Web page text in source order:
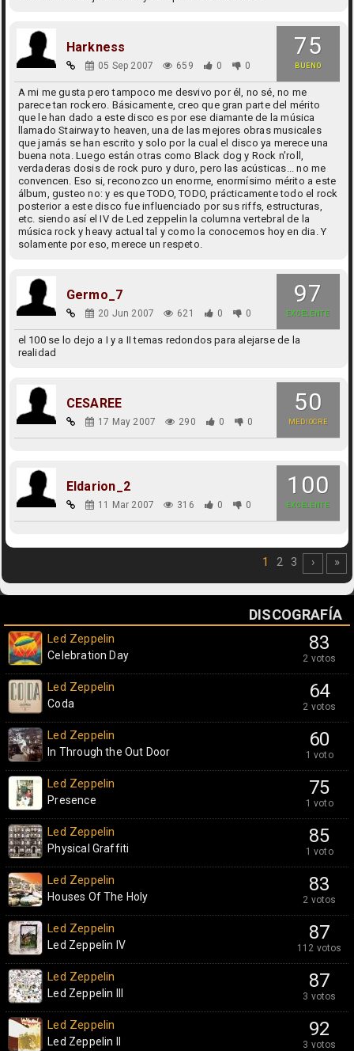
75
BUENO
Harkness
05 Sep 2007 659 0 0
A mi me gusta pero tampoco me desvivo por él, no sé, no me
parece tan rockero. Básicamente, creo que gran parte del mérito
que le han dado a este disco es por ese diamante de la música
llamado Stairway to heaven, una de las mejores obras musicales
que jamás se han escrito y solo por la cual el disco ya merece una
buena nota. Luego están otras como Black dog y Rock n'roll,
verdaderas dosis de rock puro y duro, pero las acústicas... no me
convencen. Eso si, reconozco un enorme, enormísimo mérito a este
álbum, gusteo no: y es que TODO, TODO, prácticamente todo el rock
posterior a este disco fue influenciado por sus riffs, estructuras,
etc. siendo así el IV de Led zeppelin la columna vertebral de la
música rock y heavy actual tal y como la conocemos hoy en dia. Y
solamente por eso, merece un respeto.
97
EXCELENTE
Germo_7
20 Jun 2007 621 0 0
el 100 se lo dejo a I y a II temas redondos para alejarse de la
realidad
50
MEDIOCRE
CESAREE
17 May 2007 290 0 0
100
EXCELENTE
Eldarion_2
11 Mar 2007 316 0 0
1 2 3 › »
DISCOGRAFÍA
83
2 votos
Led Zeppelin
Celebration Day
64
2 votos
Led Zeppelin
Coda
60
1 voto
Led Zeppelin
In Through the Out Door
75
1 voto
Led Zeppelin
Presence
85
1 voto
Led Zeppelin
Physical Graffiti
83
2 votos
Led Zeppelin
Houses Of The Holy
87
112 votos
Led Zeppelin
Led Zeppelin IV
87
3 votos
Led Zeppelin
Led Zeppelin III
92
3 votos
Led Zeppelin
Led Zeppelin II